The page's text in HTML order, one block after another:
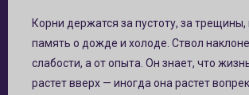
Корни держатся за пустоту, за трещины,
память о дожде и холоде. Ствол
слабости, а от опыта. Он знает, что
растет вверх — иногда она растет